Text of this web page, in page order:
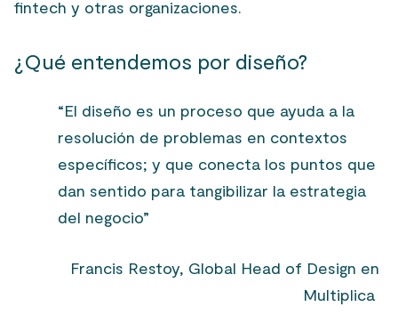
fintech y otras organizaciones.
¿Qué entendemos por diseño?
“El diseño es un proceso que ayuda a la
resolución de problemas en contextos
específicos; y que conecta los puntos que
dan sentido para tangibilizar la estrategia
del negocio”
Francis Restoy, Global Head of Design en
Multiplica